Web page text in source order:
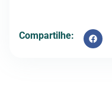
Compartilhe: